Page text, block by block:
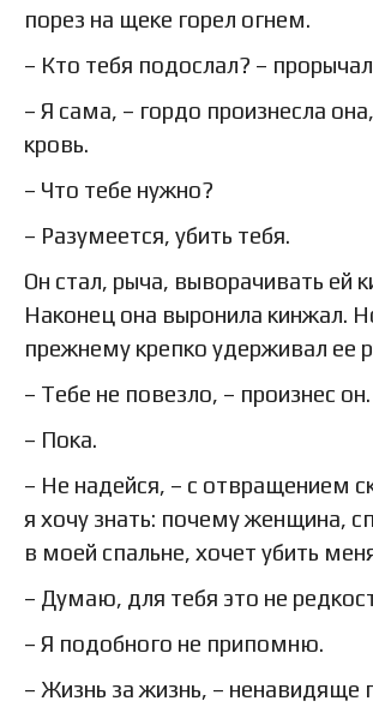
порез на щеке горел огнем.
– Кто тебя подослал? –
– Я сама, – гордо произнесла
кровь.
– Что тебе нужно?
– Разумеется, убить тебя.
Он стал, рыча, выворачивать ей
Наконец она выронила кинжал.
прежнему крепко удерживал ее
– Тебе не повезло, – произнес он.
– Пока.
– Не надейся, – с отвращением
я хочу знать: почему женщина,
в моей спальне, хочет убить
– Думаю, для тебя это не
– Я подобного не припомню.
– Жизнь за жизнь, – ненавидяще